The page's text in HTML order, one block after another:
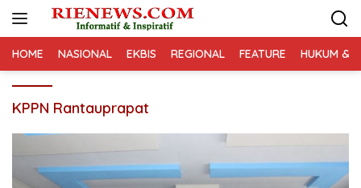
HOME NASIONAL EKBIS REGIONAL FEATURE HUKUM &
KPPN Rantauprapat